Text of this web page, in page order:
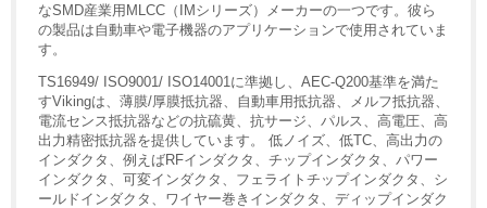
なSMD産業用MLCC（IMシリーズ）メーカーの一つです。彼ら
の製品は自動車や電子機器のアプリケーションで使用されていま
す。
TS16949/ ISO9001/ ISO14001に準拠し、AEC-Q200基準を満た
すVikingは、薄膜/厚膜抵抗器、自動車用抵抗器、メルフ抵抗器、
電流センス抵抗器などの抗硫黄、抗サージ、パルス、高電圧、高
出力精密抵抗器を提供しています。 低ノイズ、低TC、高出力の
インダクタ、例えばRFインダクタ、チップインダクタ、パワー
インダクタ、可変インダクタ、フェライトチップインダクタ、シ
ールドインダクタ、ワイヤー巻きインダクタ、ディップインダク